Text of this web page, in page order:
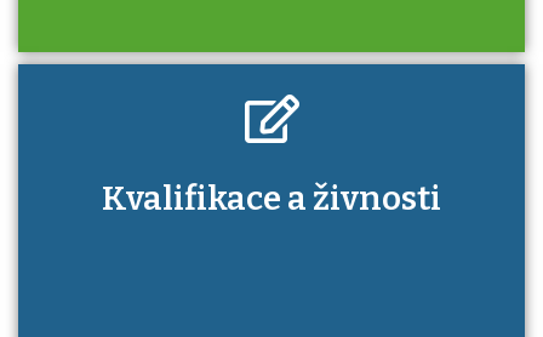
Kdo je to autorizovaná osoba a jaké výhody
má získání autorizace?
Kvalifikace a živnosti